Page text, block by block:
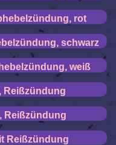
rot
schwarz
weiß
Reißzündung
Reißzündung
Reißzündung